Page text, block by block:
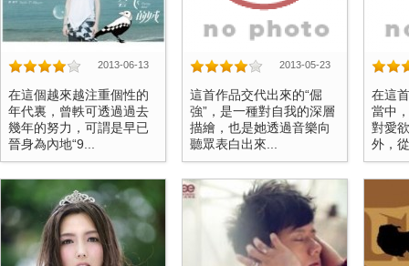
2013-06-13
在這個越來越注重個性的
年代裏，曾軼可透過過去
幾年的努力，可謂是早已
晉身為內地“9...
2013-05-23
這首作品交代出來的“倔
強”，是一種對自我的深層
描繪，也是她透過音樂向
聽眾表白出來...
在這
當中
對愛
外，